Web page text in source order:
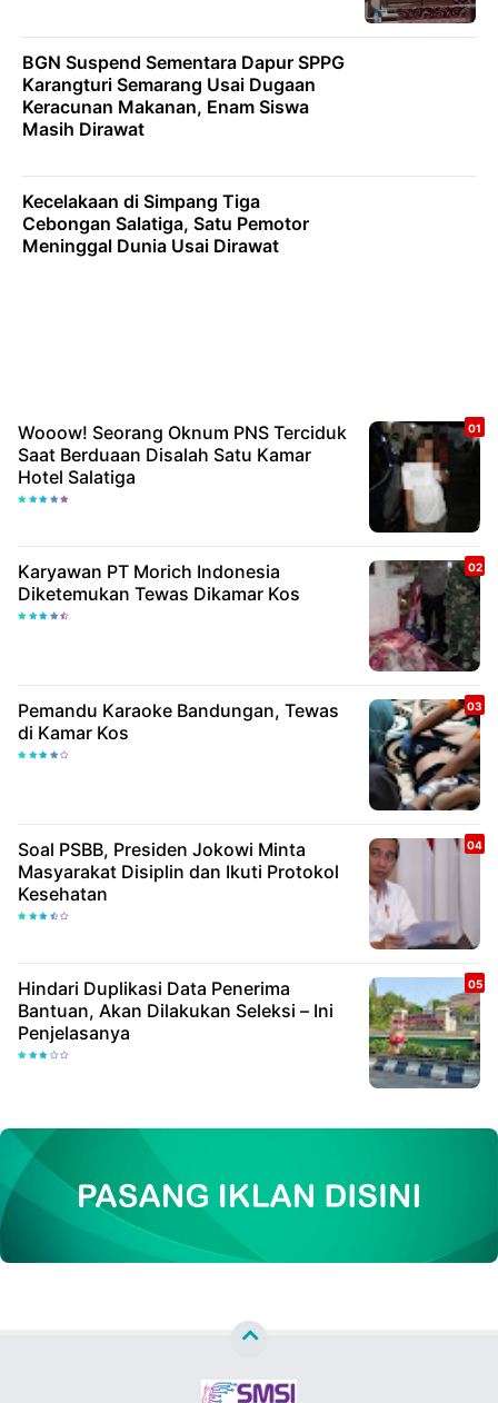
BGN Suspend Sementara Dapur SPPG
Karangturi Semarang Usai Dugaan
Keracunan Makanan, Enam Siswa
Masih Dirawat
Kecelakaan di Simpang Tiga
Cebongan Salatiga, Satu Pemotor
Meninggal Dunia Usai Dirawat
Wooow! Seorang Oknum PNS Terciduk
Saat Berduaan Disalah Satu Kamar
Hotel Salatiga
Karyawan PT Morich Indonesia
Diketemukan Tewas Dikamar Kos
Pemandu Karaoke Bandungan, Tewas
di Kamar Kos
Soal PSBB, Presiden Jokowi Minta
Masyarakat Disiplin dan Ikuti Protokol
Kesehatan
Hindari Duplikasi Data Penerima
Bantuan, Akan Dilakukan Seleksi – Ini
Penjelasanya